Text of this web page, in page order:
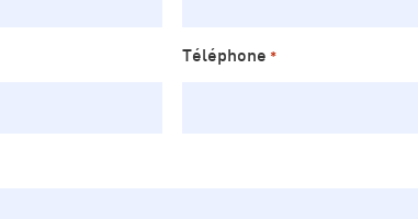
Téléphone *